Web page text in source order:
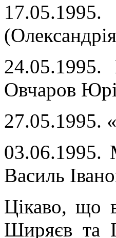
Овчаров
27.05.1995.
03.06.1995.
Василь
Цікаво, що
Ширяєв та